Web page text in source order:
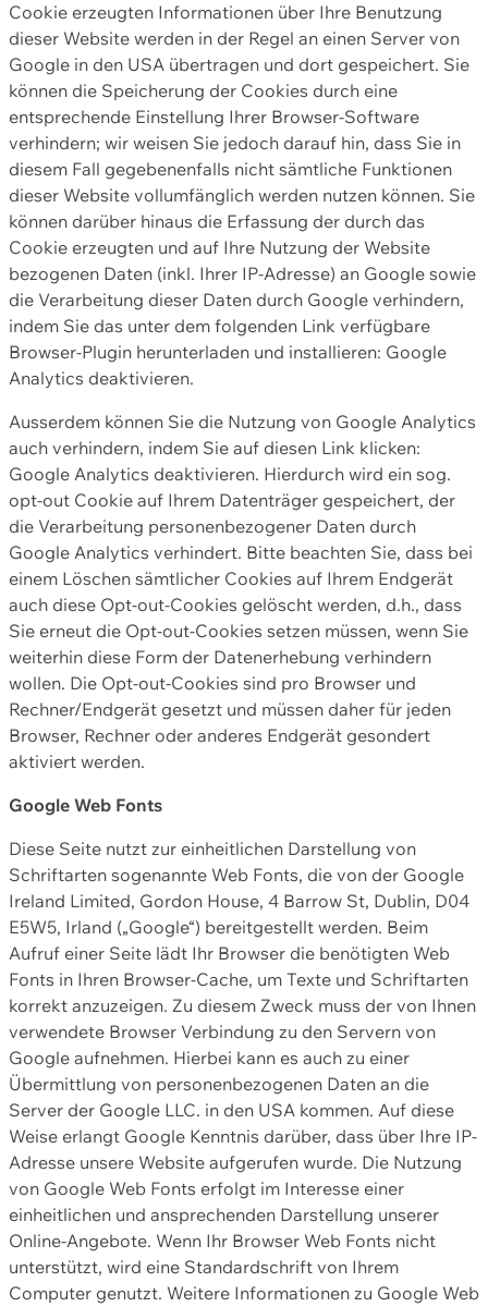
Cookie erzeugten Informationen über Ihre Benutzung
dieser Website werden in der Regel an einen Server von
Google in den USA übertragen und dort gespeichert. Sie
können die Speicherung der Cookies durch eine
entsprechende Einstellung Ihrer Browser-Software
verhindern; wir weisen Sie jedoch darauf hin, dass Sie in
diesem Fall gegebenenfalls nicht sämtliche Funktionen
dieser Website vollumfänglich werden nutzen können. Sie
können darüber hinaus die Erfassung der durch das
Cookie erzeugten und auf Ihre Nutzung der Website
bezogenen Daten (inkl. Ihrer IP-Adresse) an Google sowie
die Verarbeitung dieser Daten durch Google verhindern,
indem Sie das unter dem folgenden Link verfügbare
Browser-Plugin herunterladen und installieren: Google
Analytics deaktivieren.
Ausserdem können Sie die Nutzung von Google Analytics
auch verhindern, indem Sie auf diesen Link klicken:
Google Analytics deaktivieren. Hierdurch wird ein sog.
opt-out Cookie auf Ihrem Datenträger gespeichert, der
die Verarbeitung personenbezogener Daten durch
Google Analytics verhindert. Bitte beachten Sie, dass bei
einem Löschen sämtlicher Cookies auf Ihrem Endgerät
auch diese Opt-out-Cookies gelöscht werden, d.h., dass
Sie erneut die Opt-out-Cookies setzen müssen, wenn Sie
weiterhin diese Form der Datenerhebung verhindern
wollen. Die Opt-out-Cookies sind pro Browser und
Rechner/Endgerät gesetzt und müssen daher für jeden
Browser, Rechner oder anderes Endgerät gesondert
aktiviert werden.
Google Web Fonts
Diese Seite nutzt zur einheitlichen Darstellung von
Schriftarten sogenannte Web Fonts, die von der Google
Ireland Limited, Gordon House, 4 Barrow St, Dublin, D04
E5W5, Irland („Google“) bereitgestellt werden. Beim
Aufruf einer Seite lädt Ihr Browser die benötigten Web
Fonts in Ihren Browser-Cache, um Texte und Schriftarten
korrekt anzuzeigen. Zu diesem Zweck muss der von Ihnen
verwendete Browser Verbindung zu den Servern von
Google aufnehmen. Hierbei kann es auch zu einer
Übermittlung von personenbezogenen Daten an die
Server der Google LLC. in den USA kommen. Auf diese
Weise erlangt Google Kenntnis darüber, dass über Ihre IP-
Adresse unsere Website aufgerufen wurde. Die Nutzung
von Google Web Fonts erfolgt im Interesse einer
einheitlichen und ansprechenden Darstellung unserer
Online-Angebote. Wenn Ihr Browser Web Fonts nicht
unterstützt, wird eine Standardschrift von Ihrem
Computer genutzt. Weitere Informationen zu Google Web